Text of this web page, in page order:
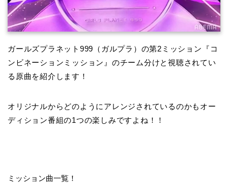
ガールズプラネット999（ガルプラ）の第2ミッション『コ
ンビネーションミッション』のチーム分けと視聴されてい
る原曲を紹介します！
オリジナルからどのようにアレンジされているのかもオー
ディション番組の1つの楽しみですよね！！
ミッション曲一覧！